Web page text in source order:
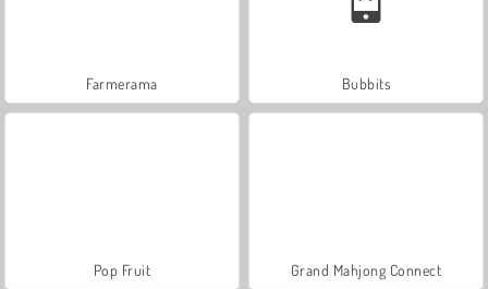
Farmerama Bubbits
Pop Fruit Grand Mahjong Connect